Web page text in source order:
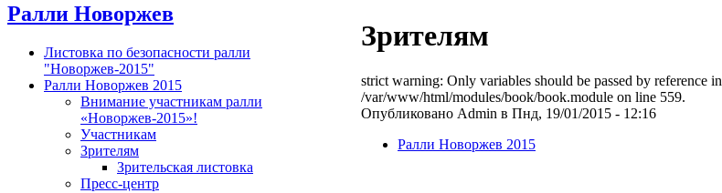
Ралли Новоржев
Листовка по безопасности ралли
"Новоржев-2015"
Ралли Новоржев 2015
Внимание участникам ралли
«Новоржев-2015»!
Участникам
Зрителям
Зрительская листовка
Пресс-центр
Зрителям
strict warning: Only variables should be passed by reference in
/var/www/html/modules/book/book.module on line 559.
Опубликовано Admin в Пнд, 19/01/2015 - 12:16
Ралли Новоржев 2015